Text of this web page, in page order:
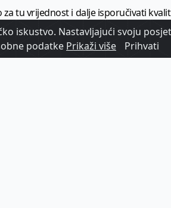
tu vrijednost i dalje isporučivati
1728 članaka godišnje
iz poslovnog svijeta
iskustvo. Nastavljajući svoju
podatke Prikaži više Prihvati